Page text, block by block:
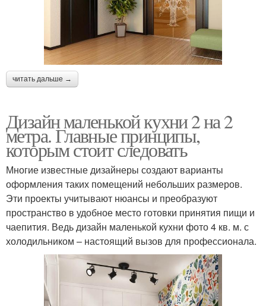
читать дальше →
Дизайн маленькой кухни 2 на 2
метра. Главные принципы,
которым стоит следовать
Многие известные дизайнеры создают варианты
оформления таких помещений небольших размеров.
Эти проекты учитывают нюансы и преобразуют
пространство в удобное место готовки принятия пищи и
чаепития. Ведь дизайн маленькой кухни фото 4 кв. м. с
холодильником – настоящий вызов для профессионала.